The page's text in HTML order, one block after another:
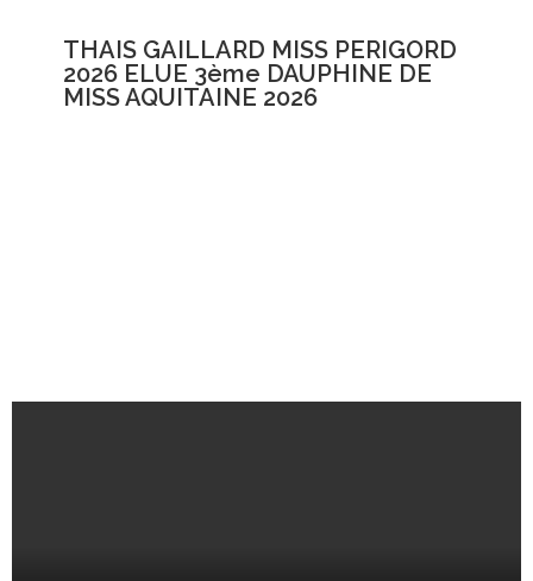
THAIS GAILLARD MISS PERIGORD
2026 ELUE 3ème DAUPHINE DE
MISS AQUITAINE 2026